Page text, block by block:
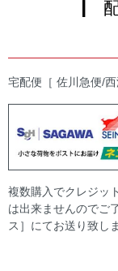
| 配
宅配便［ 佐川急便/
複数購入でクレジッ
は出来ませんのでご
ス］にてお送り致し